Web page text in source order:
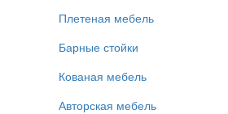
Плетеная мебель
Барные стойки
Кованая мебель
Авторская мебель